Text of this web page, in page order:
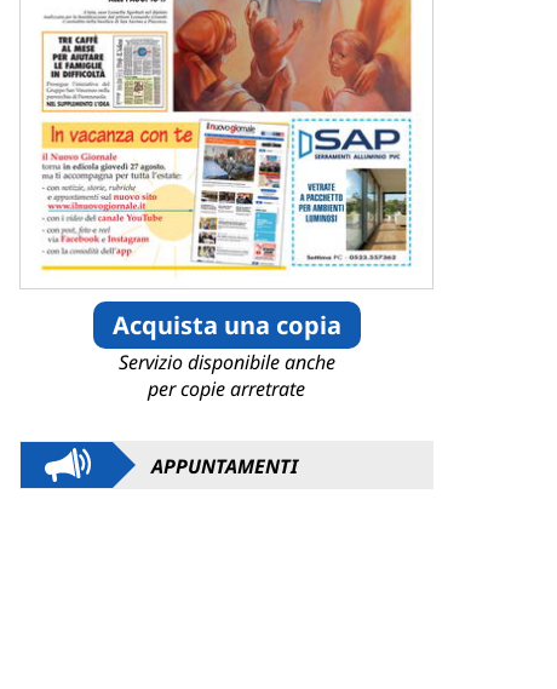
Acquista una copia
Servizio disponibile anche
per copie arretrate
APPUNTAMENTI